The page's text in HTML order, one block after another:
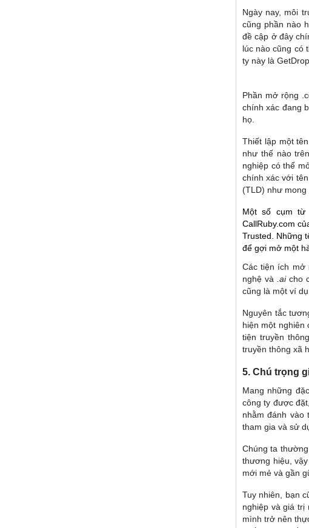
Ngày nay, môi
cũng phần nào
đề cập ở đây
lúc nào cũng có
ty này là
Phần mở rộng
chính xác đang
họ.
Thiết lập một
như thế nào
nghiệp có thể
chính xác với
(TLD) như mong
Một số cụm từ
CallRuby.com
Trusted. Những
để gợi mở một
Các tiện ích mở
nghệ và
.aicho
cũng là một ví
Nguyên tắc
hiện một nghiên
tiện truyền
truyền thông xã
5. Chú trọng
Mang những
công ty được
nhằm đánh
tham gia và sử
Chúng ta
thương hiệu,
mới mẻ và gần
Tuy nhiên, bạn
nghiệp và giá trị
mình trở nên